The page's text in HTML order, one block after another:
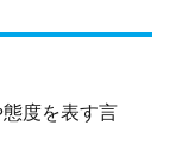
度を表す言